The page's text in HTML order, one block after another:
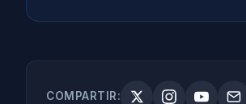
COMPARTIR: